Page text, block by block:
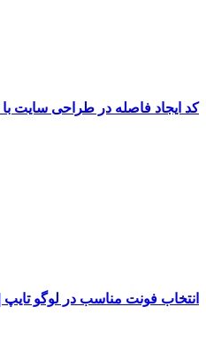
کد ایجاد فاصله در طراحی سایت با html
انتخاب فونت مناسب در لوگو